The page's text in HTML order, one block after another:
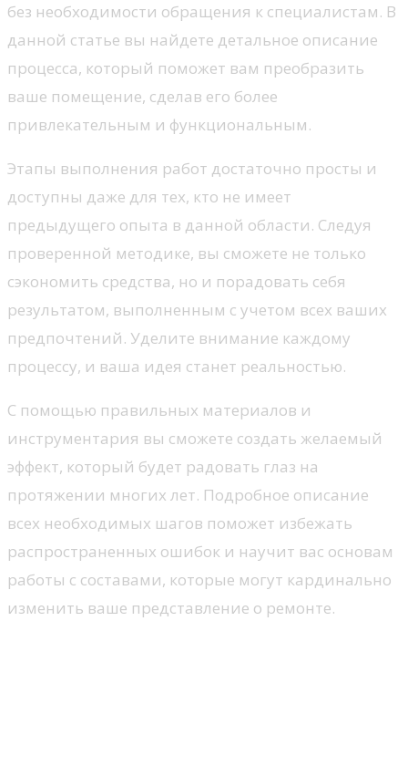
без необходимости обращения к специалистам. В
данной статье вы найдете детальное описание
процесса, который поможет вам преобразить
ваше помещение, сделав его более
привлекательным и функциональным.
Этапы выполнения работ достаточно просты и
доступны даже для тех, кто не имеет
предыдущего опыта в данной области. Следуя
проверенной методике, вы сможете не только
сэкономить средства, но и порадовать себя
результатом, выполненным с учетом всех ваших
предпочтений. Уделите внимание каждому
процессу, и ваша идея станет реальностью.
С помощью правильных материалов и
инструментария вы сможете создать желаемый
эффект, который будет радовать глаз на
протяжении многих лет. Подробное описание
всех необходимых шагов поможет избежать
распространенных ошибок и научит вас основам
работы с составами, которые могут кардинально
изменить ваше представление о ремонте.